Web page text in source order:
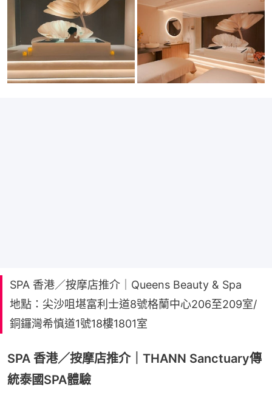
SPA 香港／按摩店推介｜Queens Beauty & Spa
地點：尖沙咀堪富利士道8號格蘭中心206至209室/
銅鑼灣希慎道1號18樓1801室
SPA 香港／按摩店推介｜THANN Sanctuary傳
統泰國SPA體驗